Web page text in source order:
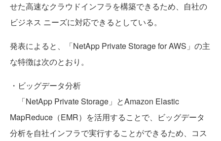
せた高速なクラウドインフラを構築できるため、自社の
ビジネス ニーズに対応できるとしている。
発表によると、「NetApp Private Storage for AWS」の主
な特徴は次のとおり。
・ビッグデータ分析
「NetApp Private Storage」とAmazon Elastic
MapReduce（EMR）を活用することで、ビッグデータ
分析を自社インフラで実行することができるため、コス